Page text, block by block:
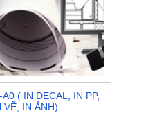
( IN DECAL, IN PP,
VẼ, IN ẢNH)